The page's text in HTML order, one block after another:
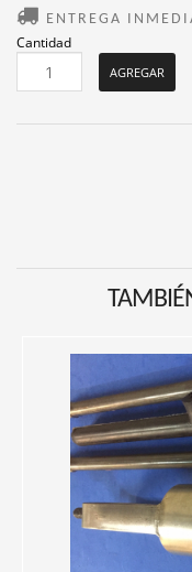
ENTREGA
Cantidad